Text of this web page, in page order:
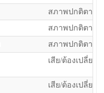
สภาพปกติตาม
สภาพปกติตาม
สภาพปกติตาม
เสีย/ต้องเปลี่ยน
เสีย/ต้องเปลี่ยน